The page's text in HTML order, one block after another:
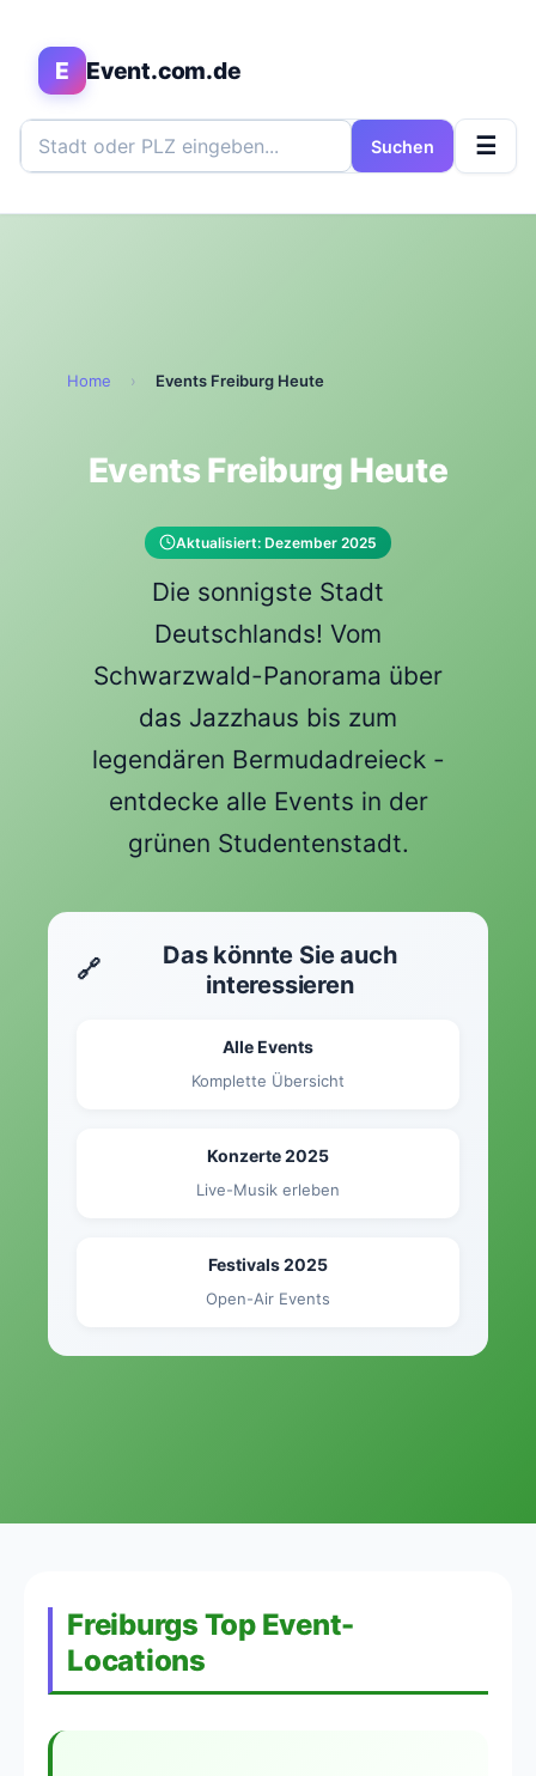
E Event.com.de
Suchen ☰
Home › Events Freiburg Heute
Events Freiburg Heute
Aktualisiert: Dezember 2025
Die sonnigste Stadt
Deutschlands! Vom
Schwarzwald-Panorama über
das Jazzhaus bis zum
legendären Bermudadreieck -
entdecke alle Events in der
grünen Studentenstadt.
🔗
Das könnte Sie auch
interessieren
Alle Events
Komplette Übersicht
Konzerte 2025
Live-Musik erleben
Festivals 2025
Open-Air Events
Freiburgs Top Event-
Locations